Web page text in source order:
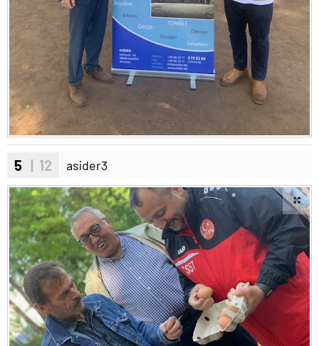
5 | 12 asider3